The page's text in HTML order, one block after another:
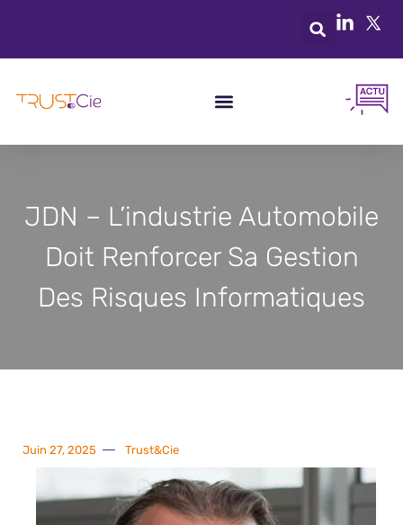
JDN – L’industrie Automobile
Doit Renforcer Sa Gestion
Des Risques Informatiques
Juin 27, 2025 Trust&Cie